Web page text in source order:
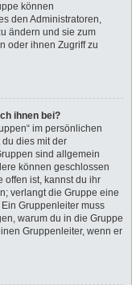
können
den Administratoren,
ändern und sie zum
oder ihnen Zugriff zu
ihnen bei?
im persönlichen
dies mit der
sind allgemein
können geschlossen
offen ist, kannst du ihr
verlangt die Gruppe eine
Gruppenleiter muss
warum du in die Gruppe
Gruppenleiter, wenn er